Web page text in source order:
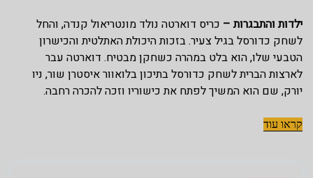
ילדות והתבגרות – כריס דוארטה נולד מונטריאול קנדה, והחל
לשחק כדורסל בגיל צעיר. בזכות היכולת האתלטית והכישרון
הטבעי שלו, הוא בלט במהרה כשחקן מבטיח. דוארטה עבר
לארצות הברית לשחק כדורסל בתיכון בלואוור איסטרן שור, ניו
יורק, שם הוא המשיך לפתח את כישוריו וזכה להכרה רחבה.
קראו עוד